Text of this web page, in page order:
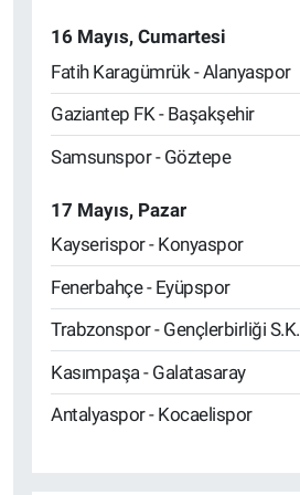
16 Mayıs, Cumartesi
Fatih Karagümrük - Alanyaspor
Gaziantep FK - Başakşehir
Samsunspor - Göztepe
17 Mayıs, Pazar
Kayserispor - Konyaspor
Fenerbahçe - Eyüpspor
Trabzonspor - Gençlerbirliği S.K.
Kasımpaşa - Galatasaray
Antalyaspor - Kocaelispor